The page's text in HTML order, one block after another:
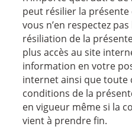
peut résilier la
vous n’en respectez
résiliation de la
plus accès au site
information en votre
internet ainsi que toute
conditions de la
en vigueur même si la
vient à prendre fin.